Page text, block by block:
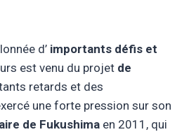
d’ importants défis et
est venu du projet de
retards et des
une forte pression sur son
de Fukushima en 2011, qui